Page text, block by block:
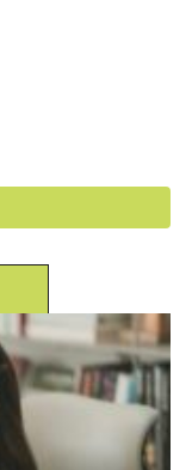
另一空間會活的比現
年上半年又會遇見六
也容易犯沖煞導致身
注意健康，若有舊疾